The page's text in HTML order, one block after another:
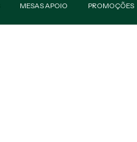
MESAS APOIO PROMOÇÕES